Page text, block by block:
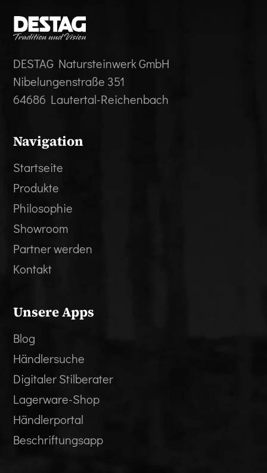
DESTAG Natursteinwerk GmbH
Nibelungenstraße 351
64686 Lautertal-Reichenbach
Navigation
Startseite
Produkte
Philosophie
Showroom
Partner werden
Kontakt
Unsere Apps
Blog
Händlersuche
Digitaler Stilberater
Lagerware-Shop
Händlerportal
Beschriftungsapp